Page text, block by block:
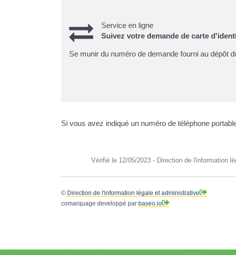
Vérifié le 12/05/2023 - Direction de l'information
Service en ligne
Suivez votre demande de carte
Se munir du numéro de demande fourni au dépôt
Si vous avez indiqué un numéro de téléphone
© Direction de l'information légale et administrative
comarquage developpé par baseo.io